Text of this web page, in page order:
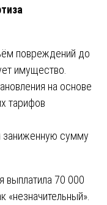
повреждений до
имущество.
на основе
тарифов
заниженную сумму
выплатила 70 000
«незначительный».